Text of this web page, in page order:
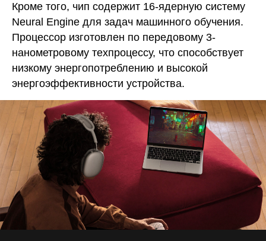
Кроме того, чип содержит 16-ядерную систему
Neural Engine для задач машинного обучения.
Процессор изготовлен по передовому 3-
нанометровому техпроцессу, что способствует
низкому энергопотреблению и высокой
энергоэффективности устройства.